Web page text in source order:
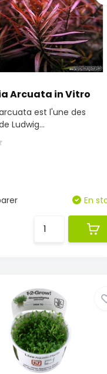
Arcuata in Vitro
est l'une des
Ludwig...
En